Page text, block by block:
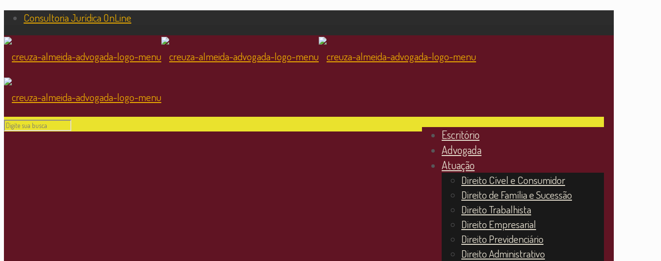
Consultoria Jurídica OnLine
Escritório
Advogada
Atuação
Direito Cível e Consumidor
Direito de Família e Sucessão
Direito Trabalhista
Direito Empresarial
Direito Previdenciário
Direito Administrativo